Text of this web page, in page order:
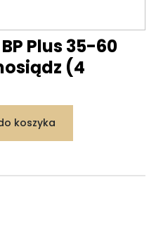
Plus 35-60
(4
koszyka